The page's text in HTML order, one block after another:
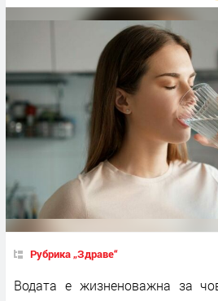
Рубрика „Здраве“
Водата е жизненоважна за